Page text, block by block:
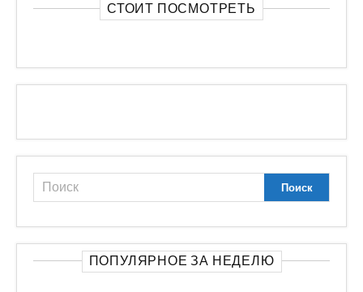
СТОИТ ПОСМОТРЕТЬ
ПОПУЛЯРНОЕ ЗА НЕДЕЛЮ